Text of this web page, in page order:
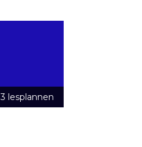
3 lesplannen